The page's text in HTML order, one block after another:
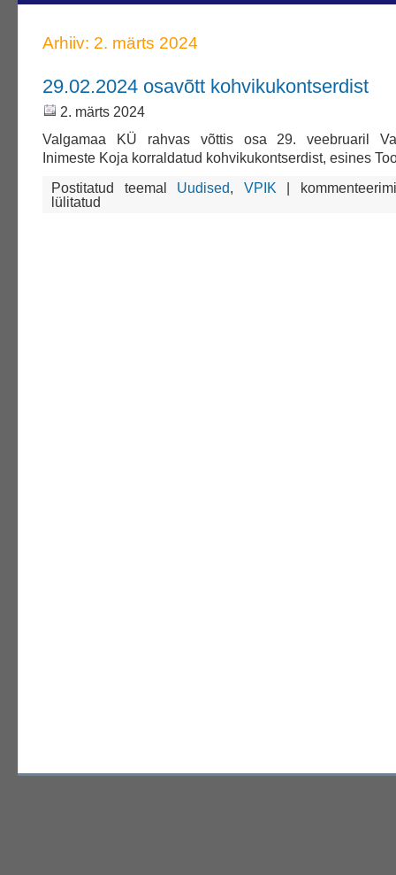
Arhiiv: 2. märts 2024
29.02.2024 osavõtt kohvikukontserdist
2. märts 2024
Valgamaa KÜ rahvas võttis osa 29. veebruaril
Inimeste Koja korraldatud kohvikukontserdist, esines
Postitatud teemal Uudised, VPIK |
29.02.2024
osavõtt
lülitatud